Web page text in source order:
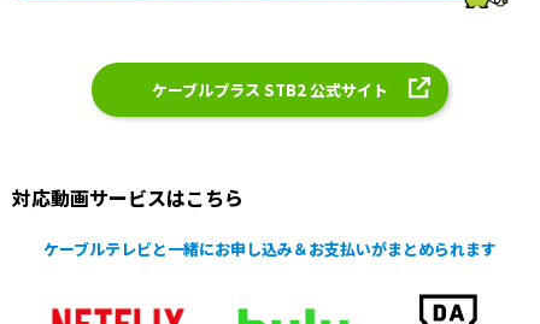
ケーブルプラス STB2 公式サイト
対応動画サービスはこちら
ケーブルテレビと一緒にお申し込み＆お支払いがまとめられます